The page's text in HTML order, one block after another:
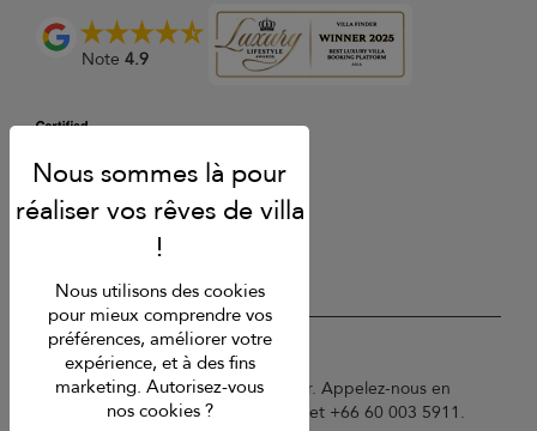
Note 4.9
USD $ fr Français
Copyright © 2026 Samui Villa Finder. Appelez-nous en
France au 01 78 90 04 96 ou à Phuket +66 60 003 5911.
Nous utilisons des cookies
pour mieux comprendre vos
préférences, améliorer votre
expérience, et à des fins
marketing. Autorisez-vous
nos cookies ?